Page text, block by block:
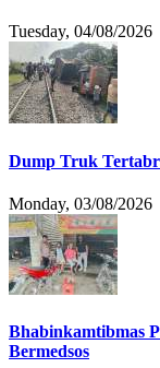
Tuesday, 04/08/2026
Dump Truk
Monday, 03/08/2026
Bhabinkamtibmas
Bermedsos